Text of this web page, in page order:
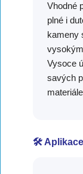
Vhodné
plné i
kameny
Vysoce
savých
🛠️ Aplikace